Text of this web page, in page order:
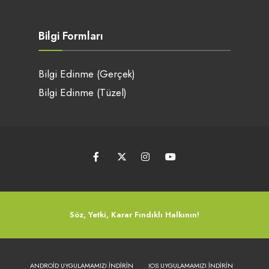
Bilgi Formları
Bilgi Edinme (Gerçek)
Bilgi Edinme (Tüzel)
Söz, Yetki, Karar Fındıklı Halkının!
ANDROID UYGULAMAMIZI İNDIRIN IOS UYGULAMAMIZI İNDIRIN